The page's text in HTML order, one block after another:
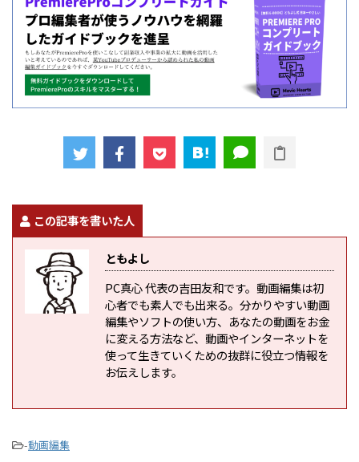
この記事を書いた人
ともよし
PC真心 代表の吉田友和です。動画編集は初
心者でも素人でも出来る。分かりやすい動画
編集やソフトの使い方、あなたの動画をお金
に変える方法など、動画やインターネットを
使って生きていくための抜群に役立つ情報を
お伝えします。
-動画編集